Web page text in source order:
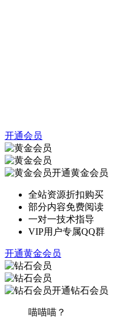
开通会员
开通黄金会员
全站资源折扣购买
部分内容免费阅读
一对一技术指导
VIP用户专属QQ群
开通黄金会员
开通钻石会员
喵喵喵？